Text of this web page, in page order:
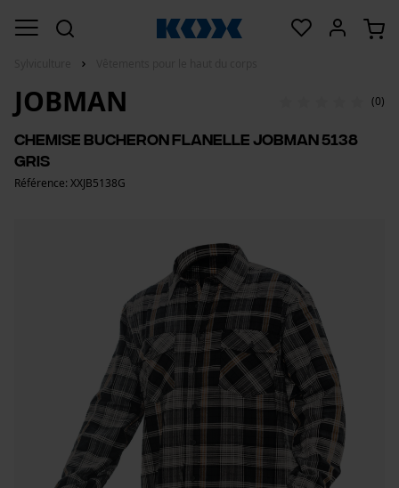
JOBMAN (0)
Chemise bucheron flanelle Jobman 5138
gris
Référence: XXJB5138G